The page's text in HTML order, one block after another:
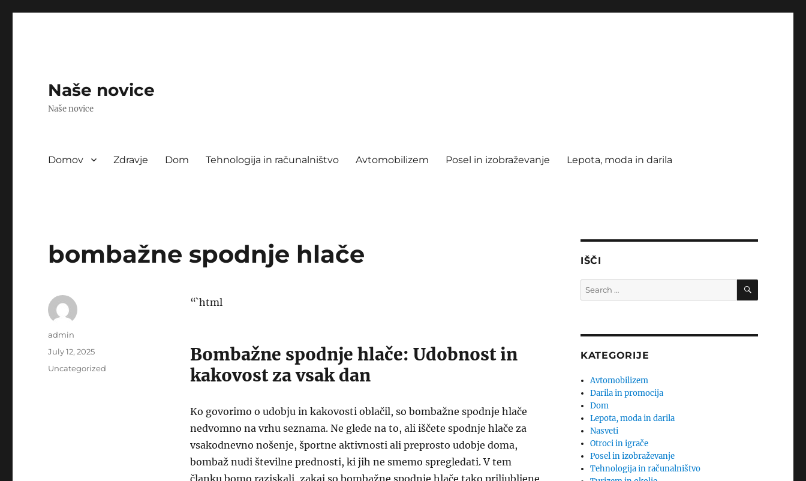
Naše novice
Naše novice
Domov Zdravje Dom Tehnologija in računalništvo Avtomobilizem Posel in izobraževanje Lepota, moda in darila
bombažne spodnje hlače
“`html
Bombažne spodnje hlače: Udobnost in
kakovost za vsak dan
Ko govorimo o udobju in kakovosti oblačil, so bombažne spodnje hlače
nedvomno na vrhu seznama. Ne glede na to, ali iščete spodnje hlače za
vsakodnevno nošenje, športne aktivnosti ali preprosto udobje doma,
bombaž nudi številne prednosti, ki jih ne smemo spregledati. V tem
članku bomo raziskali, zakaj so bombažne spodnje hlače tako priljubljene,
Author
admin
Posted
July 12, 2025
Categories
Uncategorized
IŠČI
Search
for:
SEARCH
KATEGORIJE
Avtomobilizem
Darila in promocija
Dom
Lepota, moda in darila
Nasveti
Otroci in igrače
Posel in izobraževanje
Tehnologija in računalništvo